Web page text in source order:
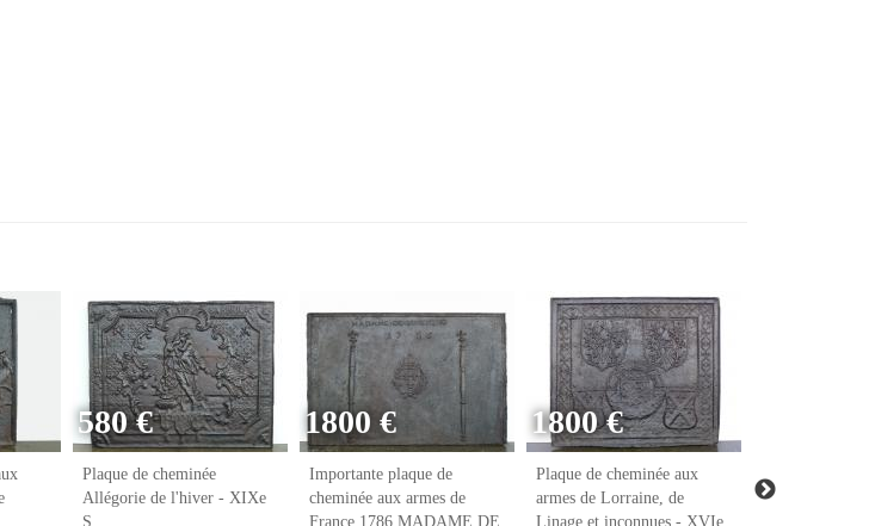
580 €
Plaque de cheminée
Allégorie de l'hiver - XIXe
S.
1800 €
Importante plaque de
cheminée aux armes de
France 1786 MADAME DE
1800 €
Plaque de cheminée aux
armes de Lorraine, de
Linage et inconnues - XVIe
Plaque de
armes de